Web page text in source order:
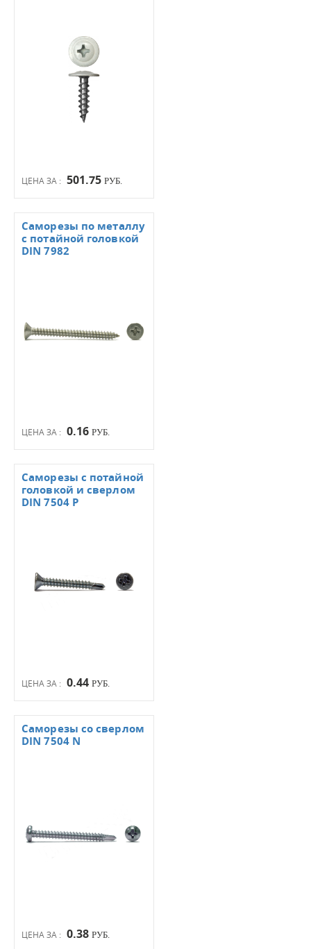
ЦЕНА ЗА : 501.75 РУБ.
ЦЕНА ЗА : 0.16 РУБ.
Саморезы по металлу
с потайной головкой
DIN 7982
ЦЕНА ЗА : 0.44 РУБ.
Саморезы с потайной
головкой и сверлом
DIN 7504 Р
ЦЕНА ЗА : 0.38 РУБ.
Саморезы со сверлом
DIN 7504 N